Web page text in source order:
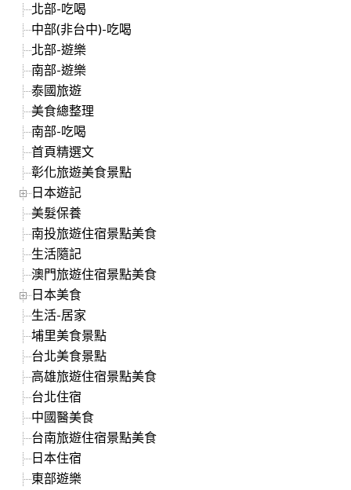
北部-吃喝
中部(非台中)-吃喝
北部-遊樂
南部-遊樂
泰國旅遊
美食總整理
南部-吃喝
首頁精選文
彰化旅遊美食景點
日本遊記
美髮保養
南投旅遊住宿景點美食
生活隨記
澳門旅遊住宿景點美食
日本美食
生活-居家
埔里美食景點
台北美食景點
高雄旅遊住宿景點美食
台北住宿
中國醫美食
台南旅遊住宿景點美食
日本住宿
東部遊樂